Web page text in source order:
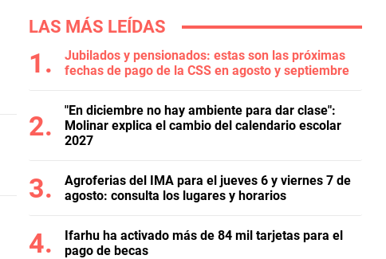
LAS MÁS LEÍDAS
Jubilados y pensionados: estas son las próximas
fechas de pago de la CSS en agosto y septiembre
"En diciembre no hay ambiente para dar clase":
Molinar explica el cambio del calendario escolar
2027
Agroferias del IMA para el jueves 6 y viernes 7 de
agosto: consulta los lugares y horarios
Ifarhu ha activado más de 84 mil tarjetas para el
pago de becas